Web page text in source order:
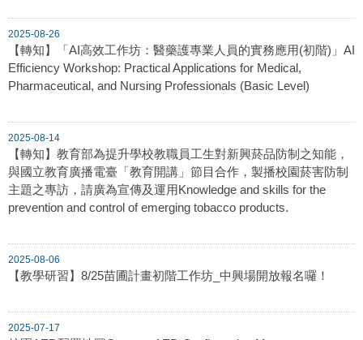
2025-08-26
【轉知】「AI高效工作坊：醫藥護專業人員的實務應用(初階)」AI
Efficiency Workshop: Practical Applications for Medical,
Pharmaceutical, and Nursing Professionals (Basic Level)
2025-08-14
【轉知】教育部為提升學校教職員工生對新興菸品防制之知能，
與國立教育廣播電臺「教育開講」節目合作，製播校園菸害防制
主題之專訪，請廣為宣傳及運用Knowledge and skills for the
prevention and control of emerging tobacco products.
2025-08-06
【教學研習】8/25苗圃計畫初階工作坊_中興場開放報名囉！
2025-07-17